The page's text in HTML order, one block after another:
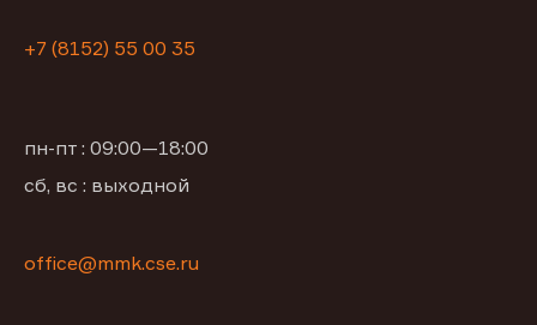
+7 (8152) 55 00 35
пн-пт : 09:00—18:00
сб, вс : выходной
office@mmk.cse.ru